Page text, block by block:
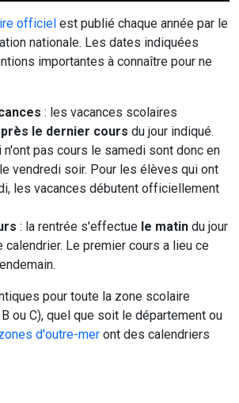
officiel est publié chaque année par le
nationale. Les dates indiquées
importantes à connaître pour ne
: les vacances scolaires
le dernier cours du jour indiqué.
n'ont pas cours le samedi sont donc en
vendredi soir. Pour les élèves qui ont
les vacances débutent officiellement
: la rentrée s'effectue le matin du jour
calendrier. Le premier cours a lieu ce
pour toute la zone scolaire
ou C), quel que soit le département ou
d'outre-mer ont des calendriers